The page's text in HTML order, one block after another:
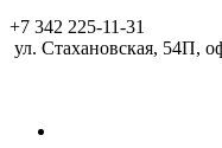
+7 342 225-11-31
ул. Стахановская, 54П,